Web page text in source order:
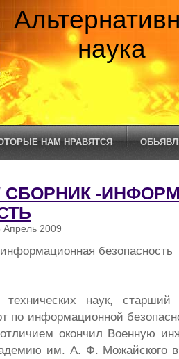
наука
НАМ НРАВЯТСЯ
СБОРНИК -
Апрель 2009
безопасность
технических наук, старший
по информационной
окончил Военную
им. А. Ф. Можайского в